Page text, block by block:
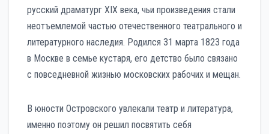
русский драматург XIX века, чьи произведения стали
неотъемлемой частью отечественного театрального и
литературного наследия. Родился 31 марта 1823 года
в Москве в семье кустаря, его детство было связано
с повседневной жизнью московских рабочих и мещан.
В юности Островского увлекали театр и литература,
именно поэтому он решил посвятить себя